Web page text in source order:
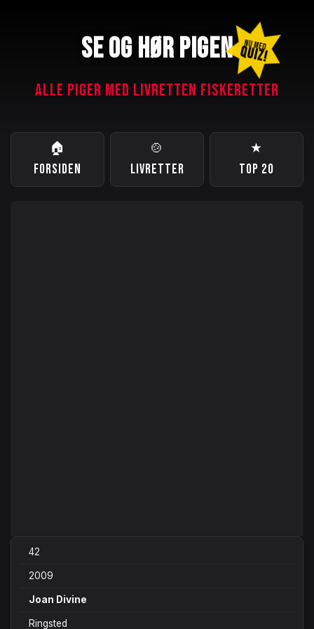
SE OG HØR PIGEN NU MED
QUIZ!
ALLE PIGER MED LIVRETTEN FISKERETTER
🏠
FORSIDEN
🍲
LIVRETTER
★
TOP 20
42
2009
Joan Divine
Ringsted